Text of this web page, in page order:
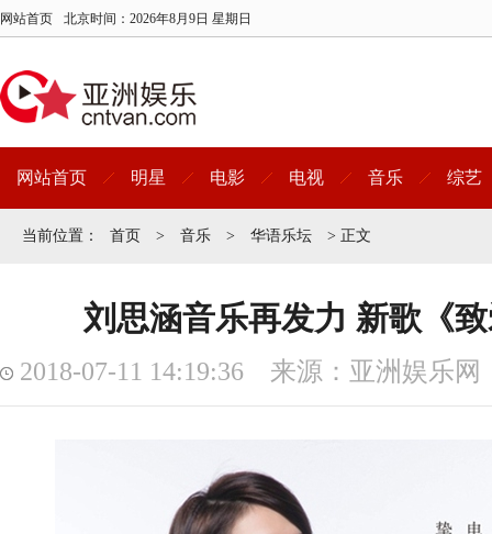
网站首页 北京时间： 2026年8月9日 星期日
网站首页 明星 电影 电视 音乐 综艺
当前位置： 首页 > 音乐 > 华语乐坛 > 正文
刘思涵音乐再发力 新歌《
2018-07-11 14:19:36 来源：亚洲娱乐网